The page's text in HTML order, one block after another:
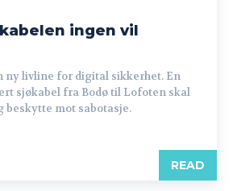
ingen vil
ny livline for digital sikkerhet. En
sjøkabel fra Bodø til Lofoten skal
mot sabotasje.
READ